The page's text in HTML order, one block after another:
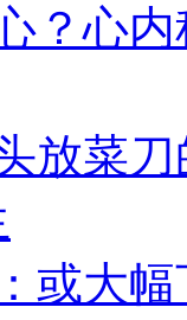
？心
放菜
或大